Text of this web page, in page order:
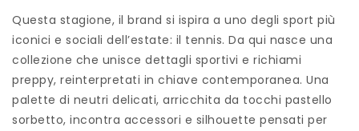
Questa stagione, il brand si ispira a uno degli sport più
iconici e sociali dell’estate: il tennis. Da qui nasce una
collezione che unisce dettagli sportivi e richiami
preppy, reinterpretati in chiave contemporanea. Una
palette di neutri delicati, arricchita da tocchi pastello
sorbetto, incontra accessori e silhouette pensati per